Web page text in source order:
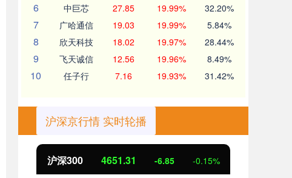
6 中巨芯 27.85 19.99% 32.20%
7 广哈通信 19.03 19.99% 5.84%
8 欣天科技 18.02 19.97% 28.44%
9 飞天诚信 12.56 19.96% 8.49%
10 任子行 7.16 19.93% 31.42%
沪深京行情 实时轮播
沪深300 4651.31 -6.85 -0.15%